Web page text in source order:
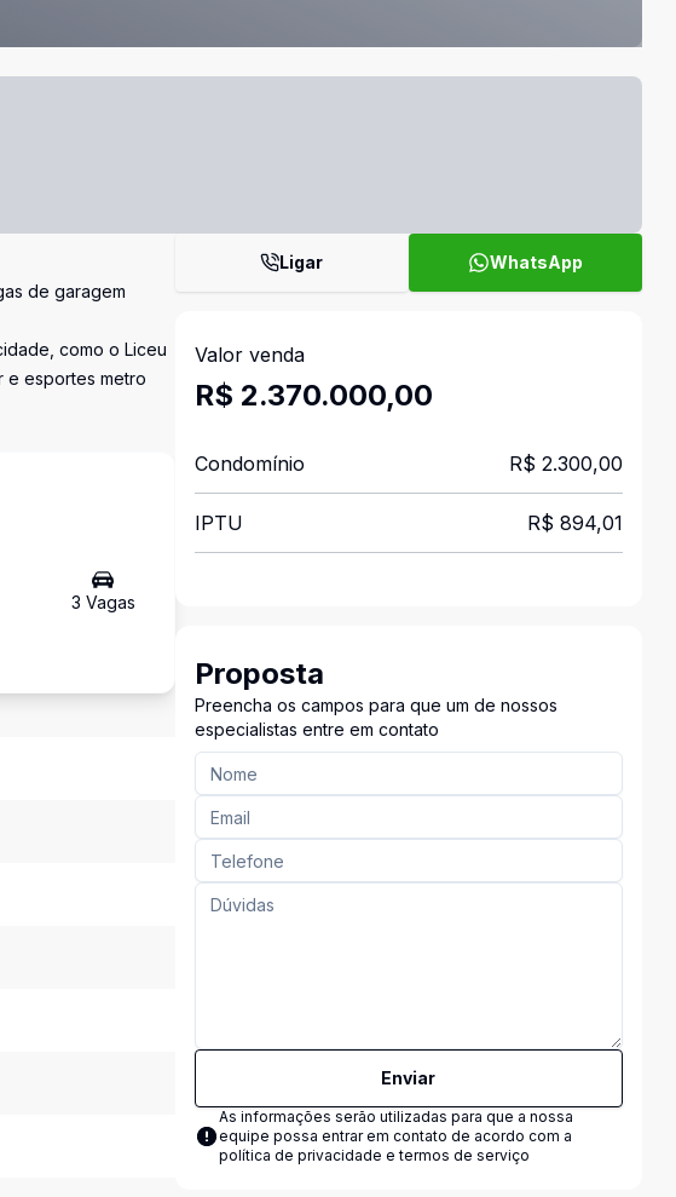
de garagem
como o Liceu
e esportes metro
3 Vagas
Ligar WhatsApp
Valor venda
R$ 2.370.000,00
Condomínio R$ 2.300,00
IPTU R$ 894,01
Proposta
Preencha os campos para que um de nossos
especialistas entre em contato
Enviar
As informações serão utilizadas para que a nossa
equipe possa entrar em contato de acordo com a
política de privacidade e termos de serviço